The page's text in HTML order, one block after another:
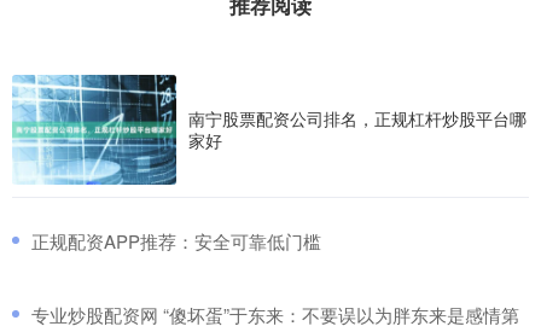
南宁股票配资公司排名，正规杠杆炒股平台哪
家好
​正规配资APP推荐：安全可靠低门槛
​专业炒股配资网 “傻坏蛋”于东来：不要误以为胖东来是感情第